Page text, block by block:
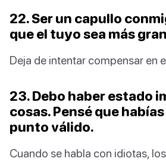
22. Ser un capullo
que el tuyo sea más
Deja de intentar compensar en
23. Debo haber estado
cosas. Pensé que
punto válido.
Cuando se habla con idiotas,